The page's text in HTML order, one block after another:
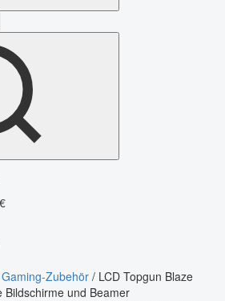
Gaming-Zubehör / LCD Topgun Blaze
und Beamer